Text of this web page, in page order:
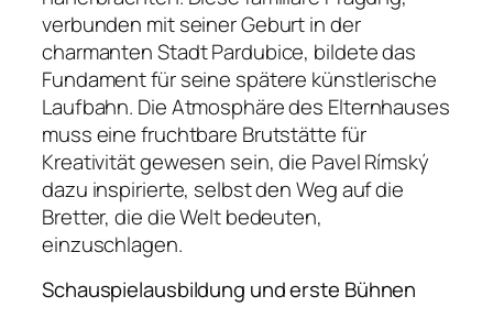
verbunden mit seiner Geburt in der
charmanten Stadt Pardubice, bildete das
Fundament für seine spätere künstlerische
Laufbahn. Die Atmosphäre des Elternhauses
muss eine fruchtbare Brutstätte für
Kreativität gewesen sein, die Pavel Rímský
dazu inspirierte, selbst den Weg auf die
Bretter, die die Welt bedeuten,
einzuschlagen.
Schauspielausbildung und erste Bühnen